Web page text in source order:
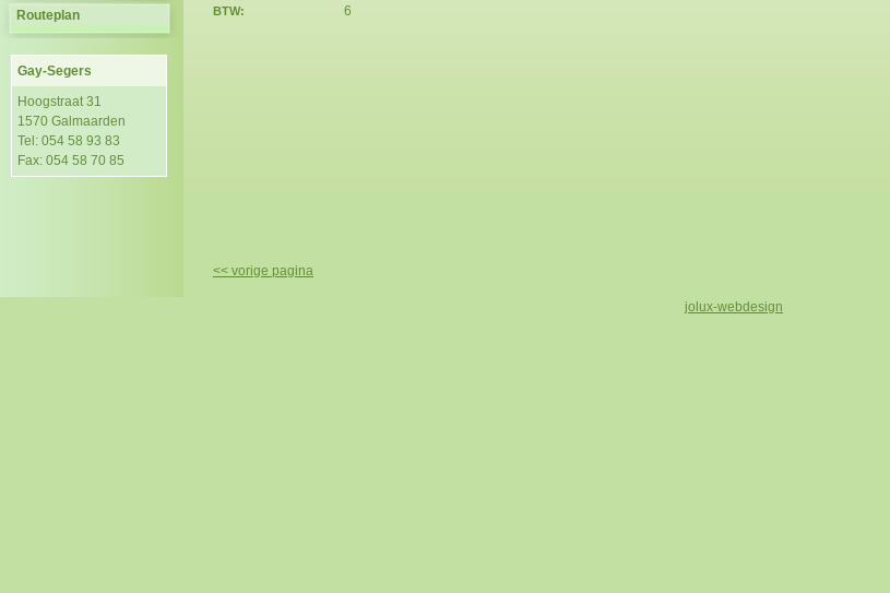
BTW: 6
<< vorige pagina
Routeplan
Gay-Segers
Hoogstraat 31
1570 Galmaarden
Tel: 054 58 93 83
Fax: 054 58 70 85
jolux-webdesign